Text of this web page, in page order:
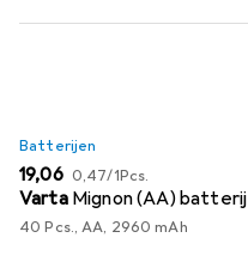
Batterijen
EUR
19,06 EUR
0,47/1Pcs.
Varta Mignon (AA) batterij
40 Pcs., AA, 2960 mAh